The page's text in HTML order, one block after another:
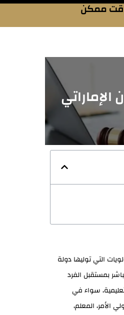
ممكن
التي توليها دولة
بمستقبل الفرد
سواء في
الأمر، المعلم،